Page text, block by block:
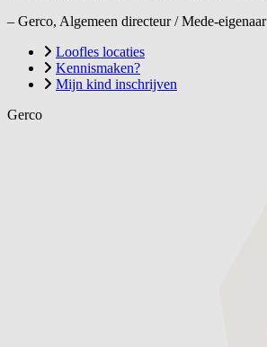
– Gerco, Algemeen directeur / Mede-eigenaar
Loofles locaties
Kennismaken?
Mijn kind inschrijven
Gerco